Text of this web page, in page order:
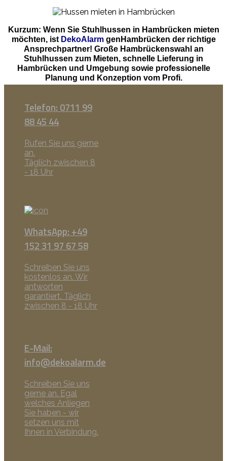
Kurzum: Wenn Sie Stuhlhussen in Hambrücken mieten
möchten, ist DekoAlarmgenHambrücken der richtige
Ansprechpartner! Große Hambrückenswahl an
Stuhlhussen zum Mieten, schnelle Lieferung in
Hambrücken und Umgebung sowie professionelle
Planung und Konzeption vom Profi.
Telefon: 0711 99
88 45 44
Rufen Sie uns gerne
an.
Täglich zwischen 8
- 18 Uhr
WhatsApp: +49
152 31 97 67 58
Schreiben Sie uns
kostenlos an. Wir
antworten
garantiert. Täglich
zwischen 8 - 18 Uhr
E-Mail:
info@dekoalarm.de
Schreiben Sie uns
gerne an. Egal
welches Anliegen
Sie haben - wir
setzen uns mit
Ihnen in Verbindung.